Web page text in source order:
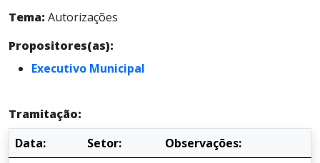
Tema: Autorizações
Propositores(as):
Executivo Municipal
Tramitação:
Data:
Setor:
Observações: